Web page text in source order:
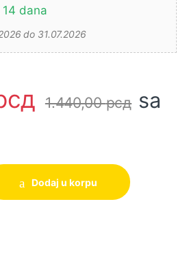
14 dana
do 31.07.2026
1.440,00рсд sa
HCB0801 80mm INGCO količina
Dodaj u korpu